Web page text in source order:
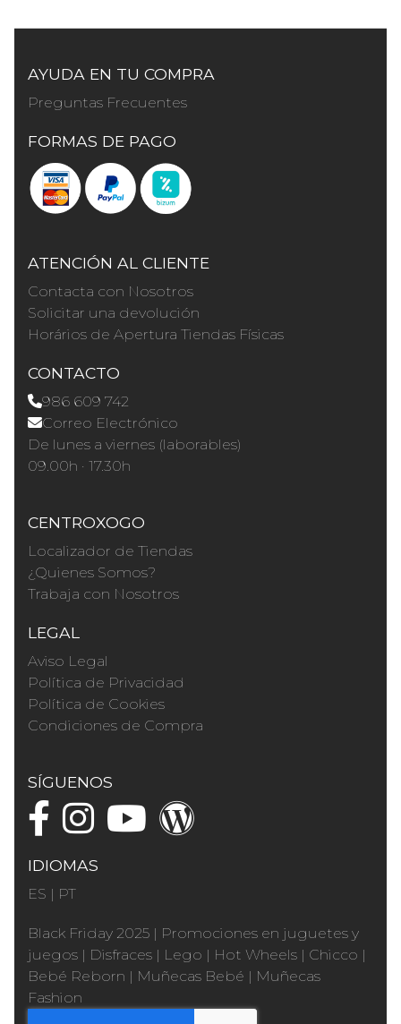
AYUDA EN TU COMPRA
Preguntas Frecuentes
FORMAS DE PAGO
ATENCIÓN AL CLIENTE
Contacta con Nosotros
Solicitar una devolución
Horários de Apertura Tiendas Físicas
CONTACTO
986 609 742
Correo Electrónico
De lunes a viernes (laborables)
09.00h · 17.30h
CENTROXOGO
Localizador de Tiendas
¿Quienes Somos?
Trabaja con Nosotros
LEGAL
Aviso Legal
Política de Privacidad
Política de Cookies
Condiciones de Compra
SÍGUENOS
IDIOMAS
ES | PT
Black Friday 2025 | Promociones en juguetes y
juegos | Disfraces | Lego | Hot Wheels | Chicco |
Bebé Reborn | Muñecas Bebé | Muñecas
Fashion